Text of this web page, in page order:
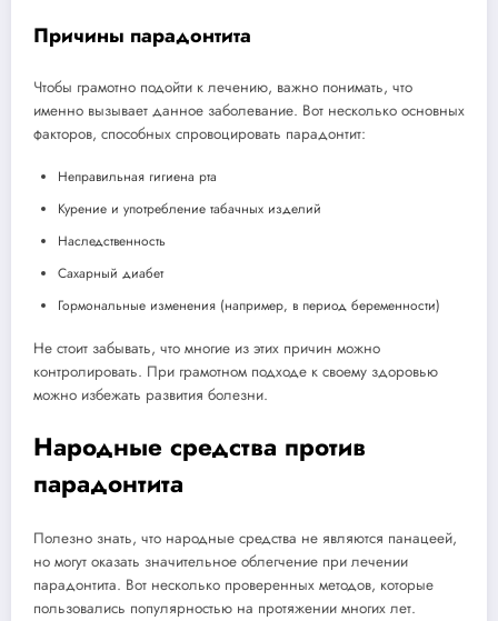
Причины парадонтита
Чтобы грамотно подойти к лечению, важно понимать, что
именно вызывает данное заболевание. Вот несколько основных
факторов, способных спровоцировать парадонтит:
Неправильная гигиена рта
Курение и употребление табачных изделий
Наследственность
Сахарный диабет
Гормональные изменения (например, в период беременности)
Не стоит забывать, что многие из этих причин можно
контролировать. При грамотном подходе к своему здоровью
можно избежать развития болезни.
Народные средства против
парадонтита
Полезно знать, что народные средства не являются панацеей,
но могут оказать значительное облегчение при лечении
парадонтита. Вот несколько проверенных методов, которые
пользовались популярностью на протяжении многих лет.